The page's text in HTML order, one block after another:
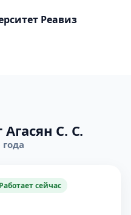
Реавиз
С. С.
Работает сейчас